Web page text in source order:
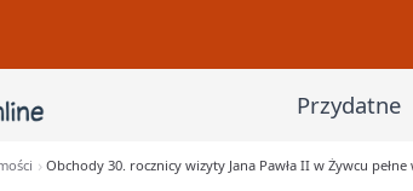
Przydatne
Obchody 30. rocznicy wizyty Jana Pawła II w Żywcu